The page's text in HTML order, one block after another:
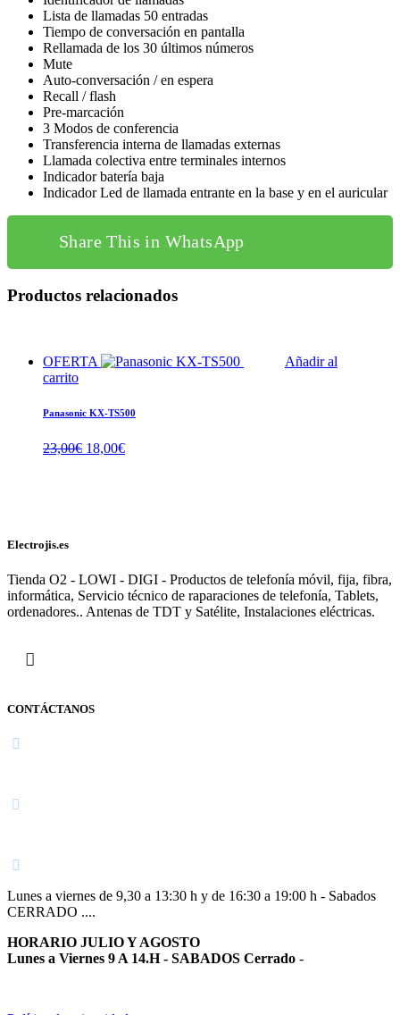
Lista de llamadas 50 entradas
Tiempo de conversación en pantalla
Rellamada de los 30 últimos números
Mute
Auto-conversación / en espera
Recall / flash
Pre-marcación
3 Modos de conferencia
Transferencia interna de llamadas externas
Llamada colectiva entre terminales internos
Indicador batería baja
Indicador Led de llamada entrante en la base y en el auricular
Share This in WhatsApp
Productos relacionados
OFERTA
Añadir al
carrito
Panasonic KX-TS500
23,00€ El
18,00€El
Electrojis.es
Tienda O2 - LOWI - DIGI - Productos de telefonía móvil, fija, fibra,
informática, Servicio técnico de raparaciones de telefonía, Tablets,
ordenadores.. Antenas de TDT y Satélite, Instalaciones eléctricas.
CONTÁCTANOS
Lunes a viernes de 9,30 a 13:30 h y de 16:30 a 19:00 h - Sabados
CERRADO ....
HORARIO JULIO Y AGOSTO
Lunes a Viernes 9 A 14.H - SABADOS Cerrado -